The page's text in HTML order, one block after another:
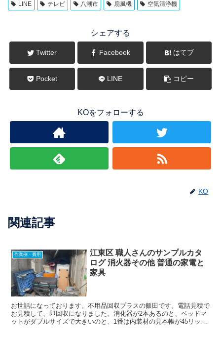
LINE テレビ 八潮市 扇風機 空気清浄機
シェアする
Twitter Facebook はてブ
Pocket LINE コピー
KOをフォローする
KO
関連記事
作業例・費用
江東区 職人さんのサンプルカタ
ログ 消火器その他 普通の家電と
家具
お世話になっております。不用品回収プラスの飯田です。電話見積で
お見積して、即回収になりました。消化器が2本あるのと、ベッドマ
ットがダブルサイズで大きいのと、1番は内装材の見本帳が45リット